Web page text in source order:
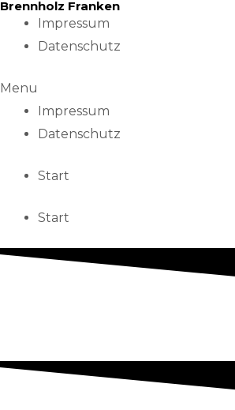
Skip
Brennholz Franken
Impressum
Datenschutz
Menu
Impressum
Datenschutz
Start
Start